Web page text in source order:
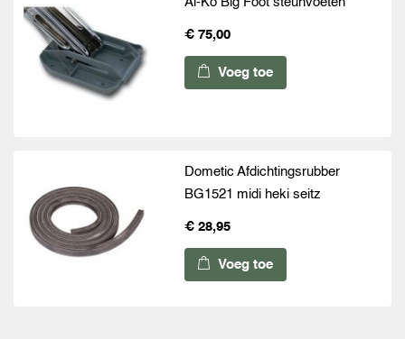
€ 75,00
Voeg toe
Dometic Afdichtingsrubber
BG1521 midi heki seitz
€ 28,95
Voeg toe